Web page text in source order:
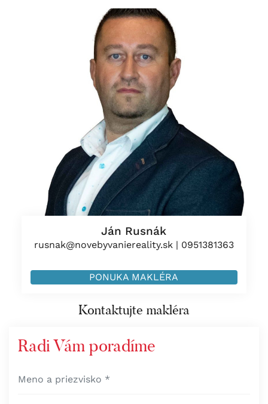
Ján Rusnák
rusnak@novebyvaniereality.sk| 0951381363
PONUKA MAKLÉRA
Kontaktujte makléra
Radi Vám poradíme